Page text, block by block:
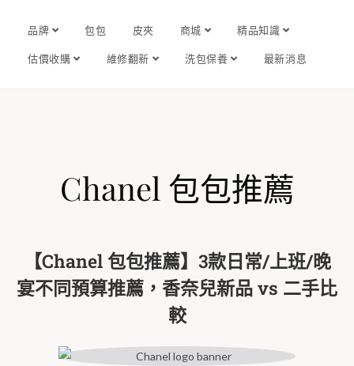
品牌 包包 皮夾 商城 精品知識
估價收購 維修翻新 洗包保養 最新消息
Chanel 包包推薦
【Chanel 包包推薦】3款日常/上班/晚
宴不同預算推薦，香奈兒新品 vs 二手比
較